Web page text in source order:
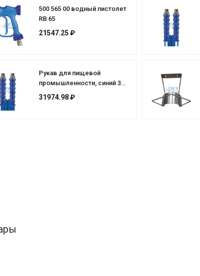
500 565 00 водный пистолет
RB 65
21547.25 ₽
Рукав для пищевой
промышленности, синий 30
м, 1/2 AGR - 1/2 AGR нерж.
31974.98 ₽